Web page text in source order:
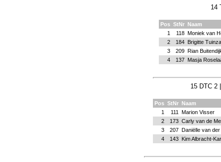
14
Pos StNr
Naam
1
118 Moniek van
2
184
Brigitte
3
209 Rian
4
137 Masja
15 DTC 2
Pos StNr Naam
1
111
Marion Visser
2
173 Carly van de
3
207 Daniëlle van
4
143 Kim Albracht-